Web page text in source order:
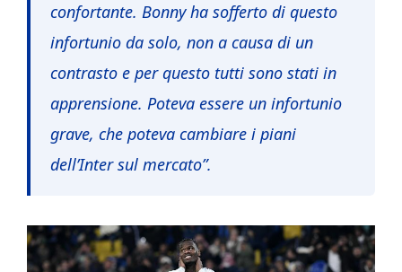
confortante. Bonny ha sofferto di questo
infortunio da solo, non a causa di un
contrasto e per questo tutti sono stati in
apprensione. Poteva essere un infortunio
grave, che poteva cambiare i piani
dell’Inter sul mercato”.